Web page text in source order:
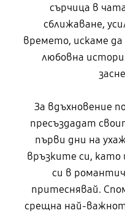
сърчица в
сближаване,
времето, искаме
любовна
За вдъхновение
пресъздадат
първи дни на
връзките си, като
си в
притеснявай.
срещна най-